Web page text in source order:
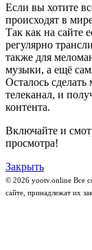
Если вы хотите
происходят в
Так как на сайте
регулярно
также для
музыки, а ещё
Осталось
телеканал, и
контента.
Включайте и
просмотра!
Закрыть
© 2026 yootv.online Все
сайте, принадлежат их